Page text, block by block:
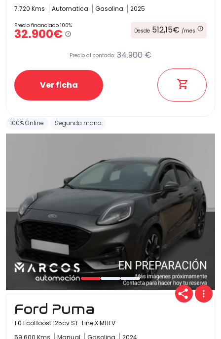
7.720 Kms
Automatica Gasolina 2025
Precio financiado 100%
32.900€ Desde 512,15€ /mes
Precio al contado: 34.900 €
Ver ficha
100% Online Segunda mano
Ford Puma
1.0 EcoBoost 125cv ST-Line X MHEV